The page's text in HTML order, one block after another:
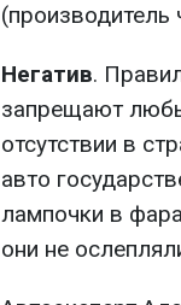
(производитель
Негатив.
запрещают
отсутствии в
авто
лампочки в
они не